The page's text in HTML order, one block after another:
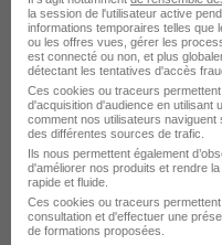
Le revenu de
Si vous ne bénéficiez
de retour à l’emploi
de ressources, ne
revenu de solidarité
bénéficier de cette
demande auprès de
la session de l'utilisateur active
informations temporaires telles que
ou les offres vues, gérer les
est connecté ou non, et plus
détectant les tentatives d'accès
Ces cookies ou traceurs
d'acquisition d'audience en utilisant
comment nos utilisateurs
des différentes sources de trafic.
Ils nous permettent également
d'améliorer nos produits et rendre
rapide et fluide.
Ces cookies ou traceurs
consultation et d'effectuer une
de formations proposées.